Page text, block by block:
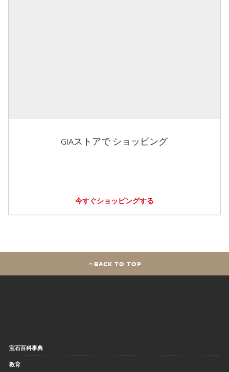
GIAストアで ショッピング
今すぐショッピングする
BACK TO TOP
宝石百科事典
教育